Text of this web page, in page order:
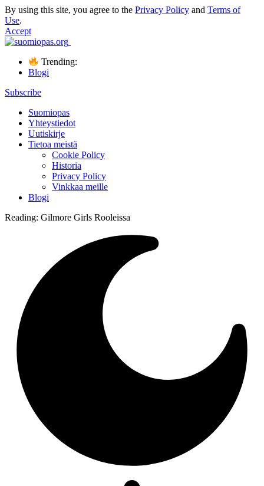
By using this site, you agree to the Privacy Policy and Terms of
Use.
Accept
Trending:
Blogi
Subscribe
Suomiopas
Yhteystiedot
Uutiskirje
Tietoa meistä
Cookie Policy
Historia
Privacy Policy
Vinkkaa meille
Blogi
Reading: Gilmore Girls Rooleissa